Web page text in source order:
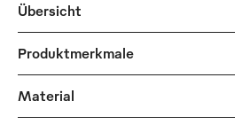
Übersicht
Produktmerkmale
Material